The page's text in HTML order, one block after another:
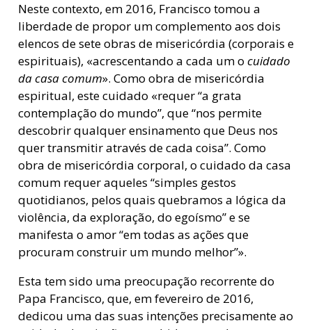
Neste contexto, em 2016, Francisco tomou a
liberdade de propor um complemento aos dois
elencos de sete obras de misericórdia (corporais e
espirituais), «acrescentando a cada um o cuidado
da casa comum». Como obra de misericórdia
espiritual, este cuidado «requer “a grata
contemplação do mundo”, que “nos permite
descobrir qualquer ensinamento que Deus nos
quer transmitir através de cada coisa”. Como
obra de misericórdia corporal, o cuidado da casa
comum requer aqueles “simples gestos
quotidianos, pelos quais quebramos a lógica da
violência, da exploração, do egoísmo” e se
manifesta o amor “em todas as ações que
procuram construir um mundo melhor”».
Esta tem sido uma preocupação recorrente do
Papa Francisco, que, em fevereiro de 2016,
dedicou uma das suas intenções precisamente ao